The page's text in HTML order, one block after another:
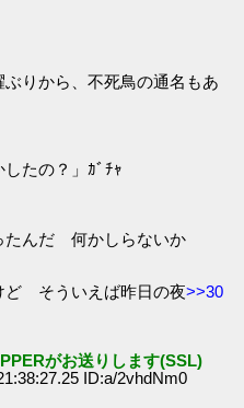
りから、不死鳥の通名もあ
たの？」ｶﾞﾁｬ
たんだ 何かしらないか
ど そういえば昨日の夜>>30
がお送りします(SSL)
ID:a/2vhdNm0